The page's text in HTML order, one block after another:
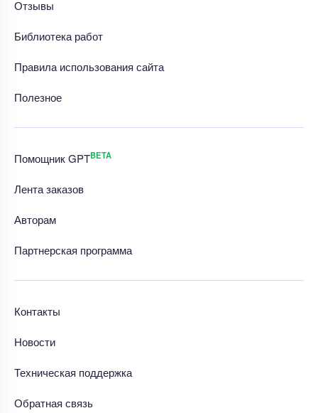
Отзывы
Библиотека работ
Правила использования сайта
Полезное
Помощник GPTBETA
Лента заказов
Авторам
Партнерская программа
Контакты
Новости
Техническая поддержка
Обратная связь